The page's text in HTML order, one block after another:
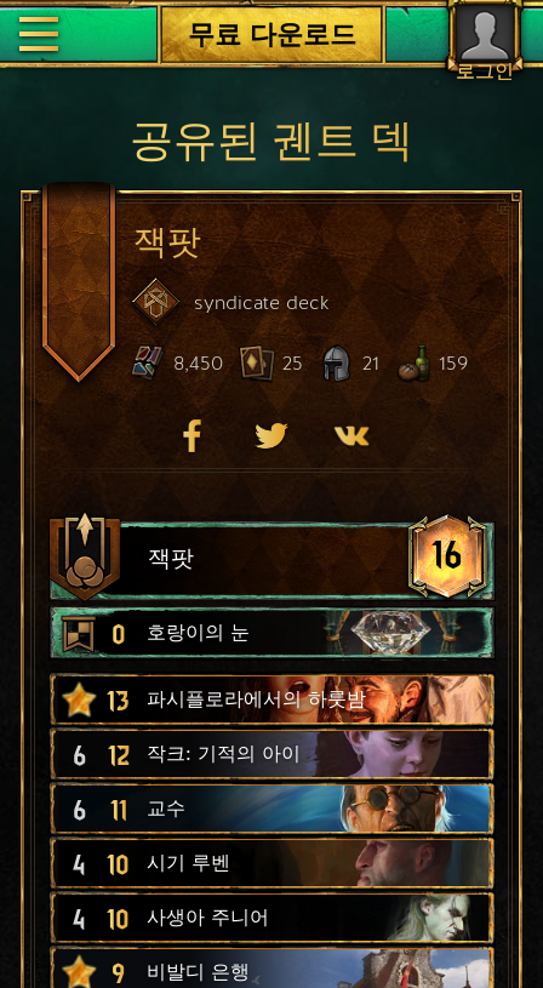
로그인
무료 다운로드
공유된 궨트 덱
잭팟
syndicate deck
8,450 25 21 159
잭팟 16
0 호랑이의 눈
13 파시플로라에서의 하룻밤
6 12 작크: 기적의 아이
6 11 교수
4 10 시기 루벤
4 10 사생아 주니어
9 비발디 은행